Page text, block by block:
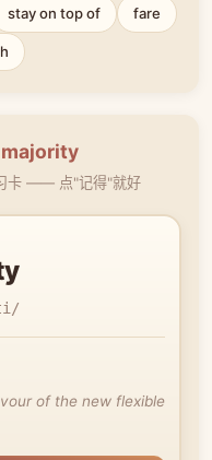
stay on top of fare
majority
卡 —— 点"记得"就好
of the new flexible